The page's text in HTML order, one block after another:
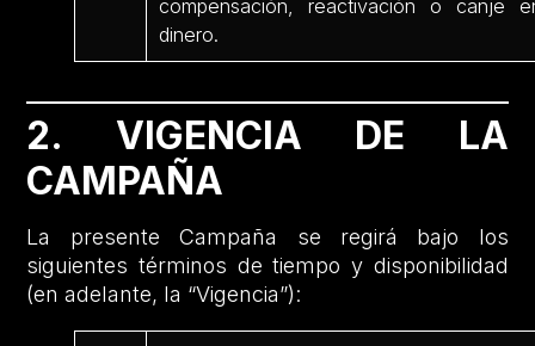
compensación, reactivación o canje
dinero.
2. VIGENCIA DE LA
CAMPAÑA
La presente Campaña se regirá bajo los
siguientes términos de tiempo y disponibilidad
(en adelante, la “Vigencia”):